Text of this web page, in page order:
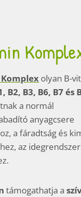
olyan B-
B2, B3, B6, B7 és
a normál
anyagcsere
a fáradtság és
az
támogathatja a